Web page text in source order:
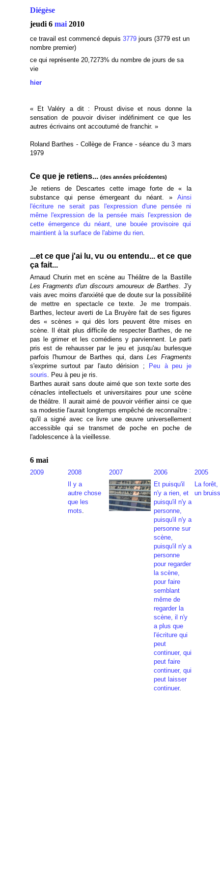
Diégèse
jeudi 6 mai2010
ce travail est commencé depuis 3779jours (3779 est un
nombre premier)
ce qui représente 20,7273% du nombre de jours de sa
vie
hier
« Et Valéry a dit : Proust divise et nous donne la
sensation de pouvoir diviser indéfiniment ce que les
autres écrivains ont accoutumé de franchir. »
Roland Barthes - Collège de France - séance du 3 mars
1979
Ce que je retiens... (des années précédentes)
Je retiens de Descartes cette image forte de « la
substance qui pense émergeant du néant. » Ainsi
l'écriture ne serait pas l'expression d'une pensée ni
même l'expression de la pensée mais l'expression de
cette émergence du néant, une bouée provisoire qui
maintient à la surface de l'abime du rien.
...et ce que j'ai lu, vu ou entendu... et ce que
ça fait...
Arnaud Churin met en scène au Théâtre de la Bastille
Les Fragments d'un discours amoureux de Barthes. J'y
vais avec moins d'anxiété que de doute sur la possibilité
de mettre en spectacle ce texte. Je me trompais.
Barthes, lecteur averti de La Bruyère fait de ses figures
des « scènes » qui dès lors peuvent être mises en
scène. Il était plus difficile de respecter Barthes, de ne
pas le grimer et les comédiens y parviennent. Le parti
pris est de rehausser par le jeu et jusqu'au burlesque
parfois l'humour de Barthes qui, dansLes Fragments
s'exprime surtout par l'auto dérision ;
Peu à peu je
souris. Peu à peu je ris.
Barthes aurait sans doute aimé que son texte sorte des
cénacles intellectuels et universitaires pour une scène
de théâtre. Il aurait aimé de pouvoir vérifier ainsi ce que
sa modestie l'aurait longtemps empêché de reconnaître :
qu'il a signé avec ce livre une œuvre universellement
accessible qui se transmet de poche en poche de
l'adolescence à la vieillesse.
6 mai
2009 2008 2007 2006
2005
Il y a
autre chose
que les
mots.
Et puisqu'il
n'y a rien, et
puisqu'il n'y a
personne,
puisqu'il n'y a
personne sur
scène,
puisqu'il n'y a
personne
pour regarder
la scène,
pour faire
semblant
même de
regarder la
scène, il n'y
a plus que
l'écriture qui
peut
continuer, qui
peut faire
continuer, qui
peut laisser
continuer.
La forêt,
un